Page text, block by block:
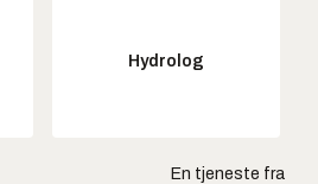
Hydrolog
En tjeneste fra